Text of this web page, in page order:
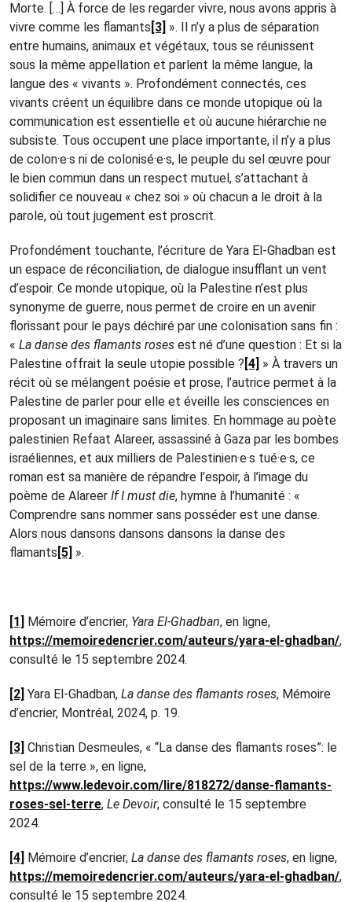
Morte. […] À force de les regarder vivre, nous avons appris à
vivre comme les flamants [3] ». Il n’y a plus de séparation
entre humains, animaux et végétaux, tous se réunissent
sous la même appellation et parlent la même langue, la
langue des « vivants ». Profondément connectés, ces
vivants créent un équilibre dans ce monde utopique où la
communication est essentielle et où aucune hiérarchie ne
subsiste. Tous occupent une place importante, il n’y a plus
de colon·e·s ni de colonisé·e·s, le peuple du sel œuvre pour
le bien commun dans un respect mutuel, s’attachant à
solidifier ce nouveau « chez soi » où chacun a le droit à la
parole, où tout jugement est proscrit.
Profondément touchante, l’écriture de Yara El-Ghadban est
un espace de réconciliation, de dialogue insufflant un vent
d’espoir. Ce monde utopique, où la Palestine n’est plus
synonyme de guerre, nous permet de croire en un avenir
florissant pour le pays déchiré par une colonisation sans fin :
« La danse des flamants roses est né d’une question : Et si la
Palestine offrait la seule utopie possible ? [4] » À travers un
récit où se mélangent poésie et prose, l’autrice permet à la
Palestine de parler pour elle et éveille les consciences en
proposant un imaginaire sans limites. En hommage au poète
palestinien Refaat Alareer, assassiné à Gaza par les bombes
israéliennes, et aux milliers de Palestinien·e·s tué·e·s, ce
roman est sa manière de répandre l’espoir, à l’image du
poème de Alareer If I must die, hymne à l’humanité : «
Comprendre sans nommer sans posséder est une danse.
Alors nous dansons dansons dansons la danse des
flamants [5] ».
[1] Mémoire d’encrier, Yara El-Ghadban, en ligne,
https://memoiredencrier.com/auteurs/yara-el-ghadban/,
consulté le 15 septembre 2024.
[2] Yara El-Ghadban, La danse des flamants roses, Mémoire
d’encrier, Montréal, 2024, p. 19.
[3] Christian Desmeules, « “La danse des flamants roses”: le
sel de la terre », en ligne,
https://www.ledevoir.com/lire/818272/danse-flamants-
roses-sel-terre, Le Devoir, consulté le 15 septembre
2024.
[4] Mémoire d’encrier, La danse des flamants roses, en ligne,
https://memoiredencrier.com/auteurs/yara-el-ghadban/,
consulté le 15 septembre 2024.